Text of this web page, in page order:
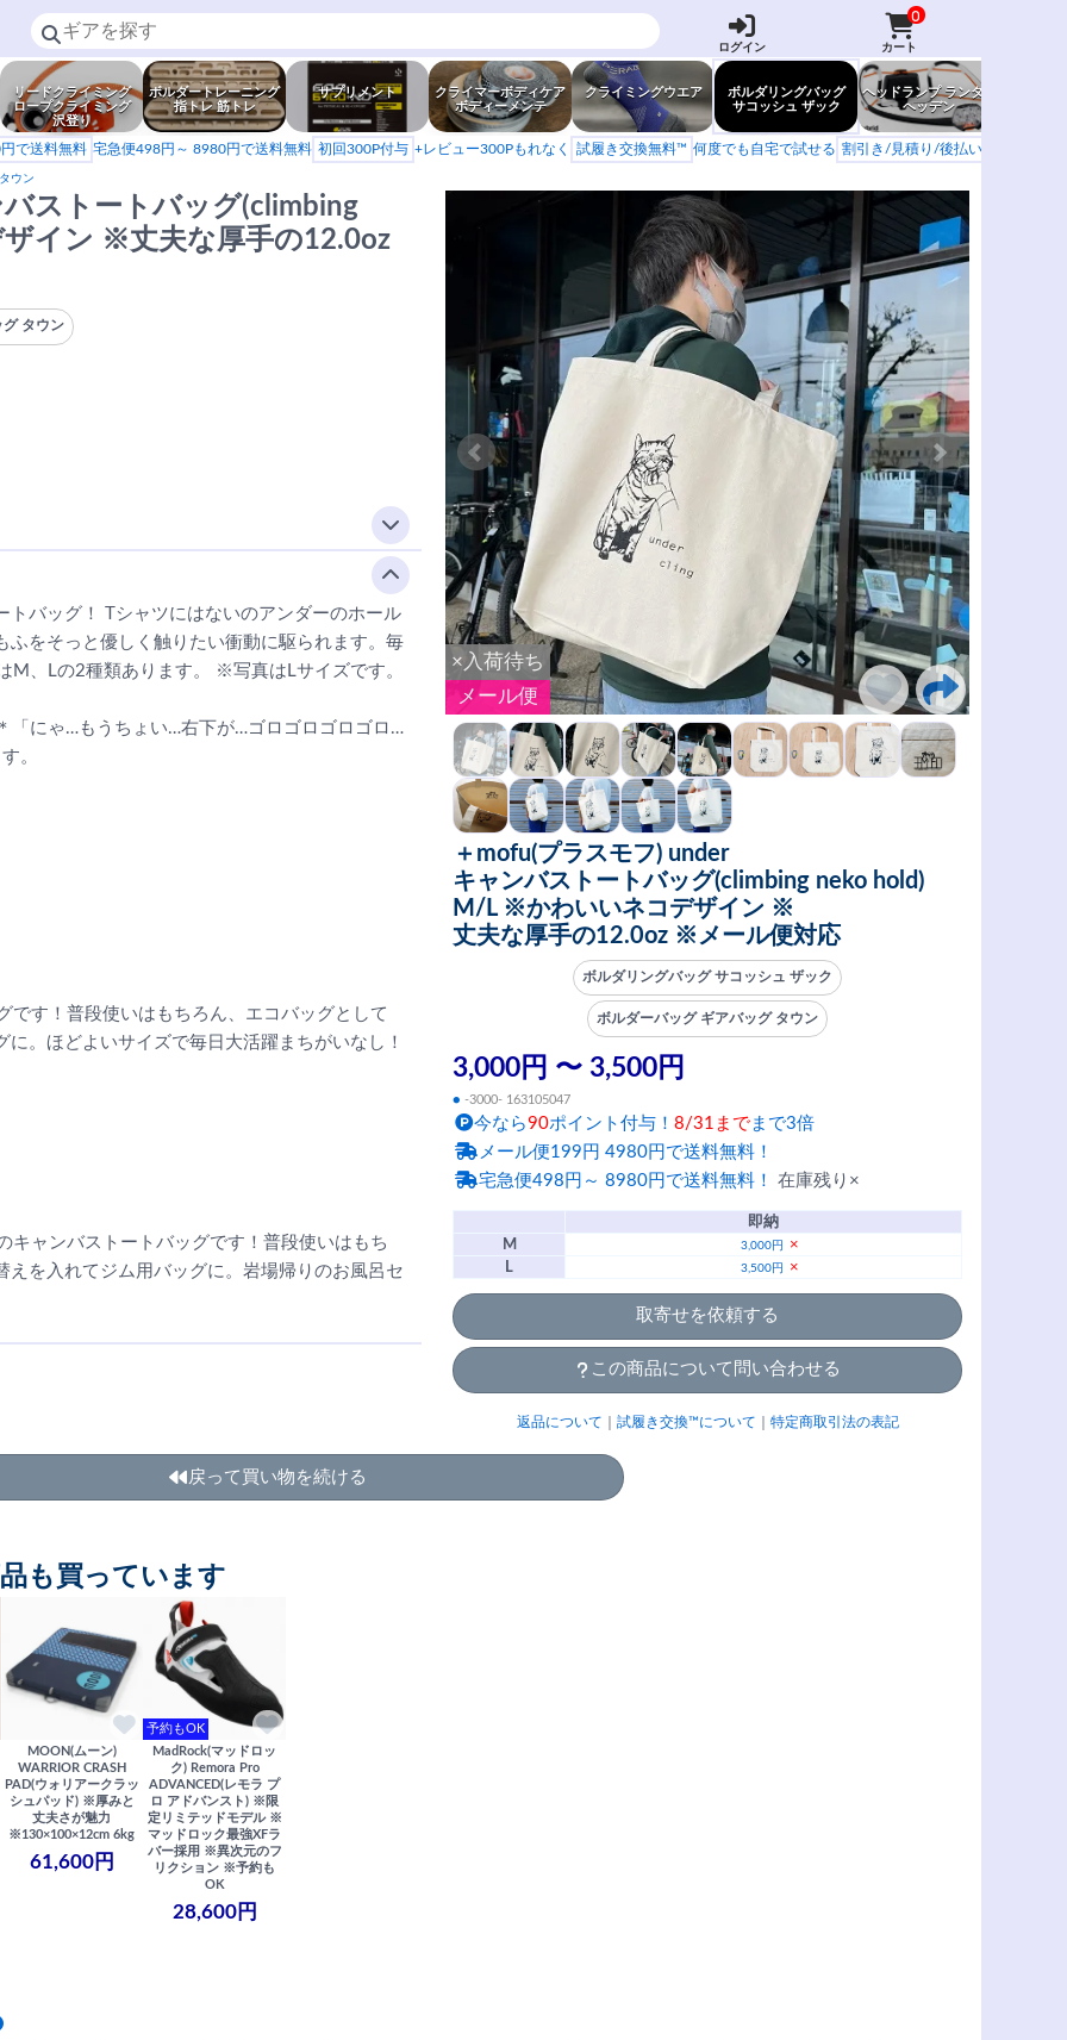
ログイン
0
カート
リードクライミング
ロープクライミング
沢登り
ボルダートレーニング
指トレ 筋トレ
サプリメント
クライマーボディケア
ボディーメンテ
クライミングウエア
ボルダリングバッグ
サコッシュ ザック
ヘッドランプ ランタン
ヘッデン
で送料無料 宅急便498円～ 8980円で送料無料 初回300P付与 +レビュー300Pもれなく 試履き交換無料™ 何度でも自宅で試せる 割引き/見積り/後払い
ウン
×入荷待ち
メール便
＋mofu(プラスモフ) under
キャンバストートバッグ(climbing neko hold)
M/L ※かわいいネコデザイン ※
丈夫な厚手の12.0oz ※メール便対応
ボルダリングバッグ サコッシュ ザック
ボルダーバッグ ギアバッグ タウン
3,000円 〜 3,500円
● -3000- 163105047
今なら90ポイント付与！ 8/31まで まで3倍
メール便199円 4980円で送料無料！
宅急便498円～ 8980円で送料無料！ 在庫残り×
即納
M
3,000円
×
L
3,500円 ×
取寄せを依頼する
この商品について問い合わせる
返品について 試履き交換™について 特定商取引法の表記
ストートバッグ(climbing
イン ※丈夫な厚手の12.0oz
グ タウン
バッグ！ Tシャツにはないのアンダーのホール
をそっと優しく触りたい衝動に駆られます。毎
M、Lの2種類あります。 ※写真はLサイズです。
「にゃ…もうちょい…右下が…ゴロゴロゴロゴロ…
。
です！普段使いはもちろん、エコバッグとして
。ほどよいサイズで毎日大活躍まちがいなし！
ャンバストートバッグです！普段使いはもち
を入れてジム用バッグに。岩場帰りのお風呂セ
戻って買い物を続ける
も買っています
MOON(ムーン)
WARRIOR CRASH
PAD(ウォリアークラッ
シュパッド) ※厚みと
丈夫さが魅力
※130×100×12cm 6kg
61,600円
予約もOK
MadRock(マッドロッ
ク) Remora Pro
ADVANCED(レモラ プ
ロ アドバンスト) ※限
定リミテッドモデル ※
マッドロック最強XFラ
バー採用 ※異次元のフ
リクション ※予約も
OK
28,600円